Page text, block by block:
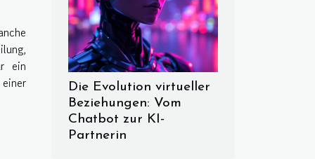
ein
Die Evolution virtueller
Beziehungen: Vom
Chatbot zur KI-
Partnerin